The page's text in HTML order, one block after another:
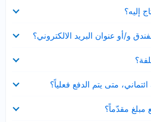
إليه؟
و/أو عنوان البريد الالكتروني؟
متى يتم الدفع فعلياً؟
مبلغ مقدّماً؟